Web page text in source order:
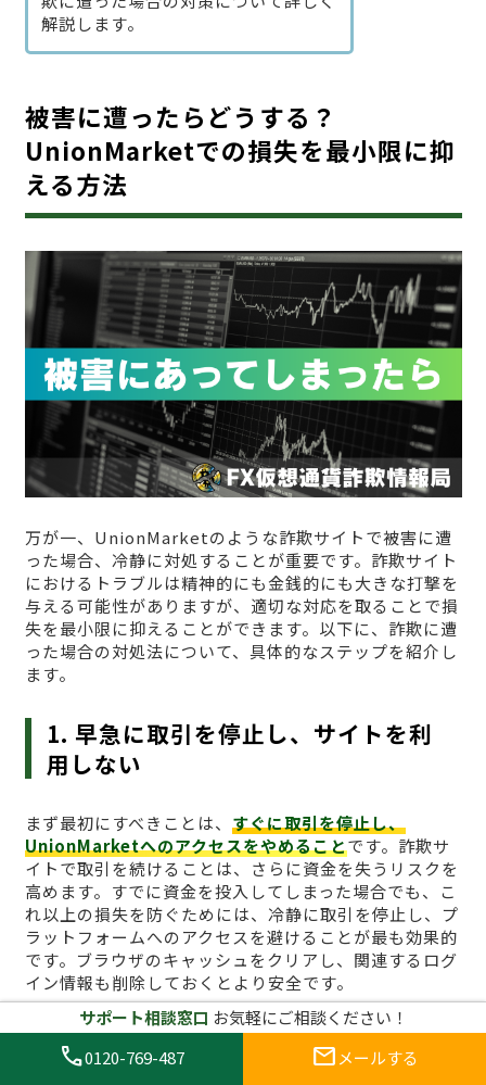
解説します。
被害に遭ったらどうする？
UnionMarketでの損失を最小限に抑
える方法
万が一、UnionMarketのような詐欺サイトで被害に遭
った場合、冷静に対処することが重要です。詐欺サイト
におけるトラブルは精神的にも金銭的にも大きな打撃を
与える可能性がありますが、適切な対応を取ることで損
失を最小限に抑えることができます。以下に、詐欺に遭
った場合の対処法について、具体的なステップを紹介し
ます。
1. 早急に取引を停止し、サイトを利
用しない
まず最初にすべきことは、 すぐに取引を停止し、
UnionMarketへのアクセスをやめることです。詐欺サ
イトで取引を続けることは、さらに資金を失うリスクを
高めます。すでに資金を投入してしまった場合でも、こ
れ以上の損失を防ぐためには、冷静に取引を停止し、プ
ラットフォームへのアクセスを避けることが最も効果的
です。ブラウザのキャッシュをクリアし、関連するログ
イン情報も削除しておくとより安全です。
2. 証拠を集める
サポート相談窓口 お気軽にご相談ください！
call0120-769-487 mail メールする